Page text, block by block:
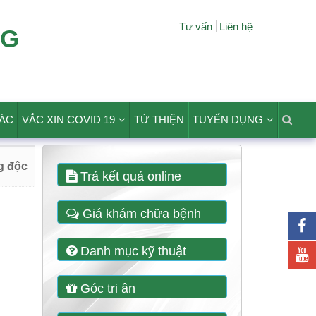
Tư vấn Liên hệ
VẮC XIN COVID 19 TỪ THIỆN TUYỂN DỤNG
độc
Trả kết quả online
Giá khám chữa bệnh
Danh mục kỹ thuật
Góc tri ân